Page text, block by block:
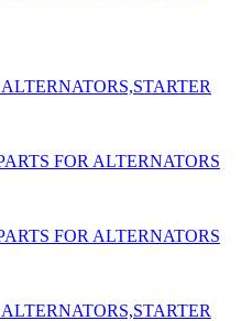
FOR ALTERNATORS
FOR ALTERNATORS